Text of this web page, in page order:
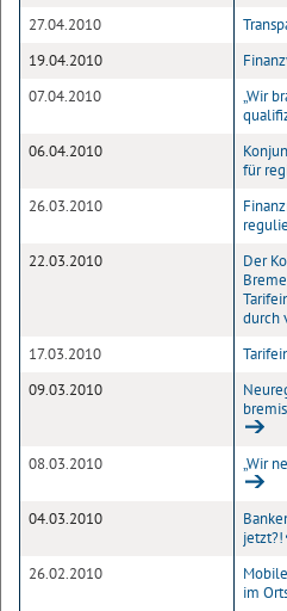
27.04.2010
19.04.2010
07.04.2010
„Wir
06.04.2010
für
26.03.2010
22.03.2010
Der
durch
17.03.2010
09.03.2010
08.03.2010 „Wir
04.03.2010
jetzt?!
26.02.2010
im